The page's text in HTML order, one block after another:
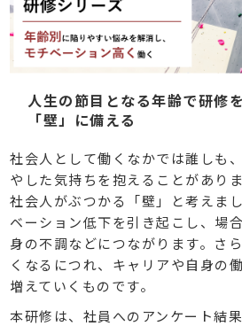
人生の節目となる年齢で研修
「壁」に備える
社会人として働くなかでは誰しも
やした気持ちを抱えることがあり
社会人がぶつかる「壁」と考えま
ベーション低下を引き起こし、場
身の不調などにつながります。さ
くなるにつれ、キャリアや自身の
増えていくものです。
本研修は、社員へのアンケート結